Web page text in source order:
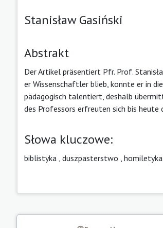
Stanisław Gasiński
Abstrakt
Der Artikel präsentiert Pfr. Prof.
er Wissenschaftler blieb, konnte er in
pädagogisch talentiert, deshalb
des Professors erfreuten sich bis
Słowa kluczowe:
biblistyka duszpasterstwo homiletyka